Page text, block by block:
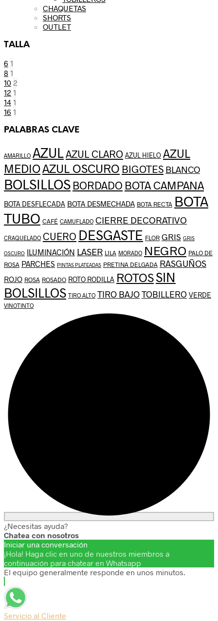
CHAQUETAS
SHORTS
OUTLET
TALLA
6 1
8 1
10 2
12 1
14 1
16 1
PALABRAS CLAVE
AMARILLO AZUL AZUL CLARO AZUL HIELO AZUL
MEDIOAZUL OSCURO BIGOTES BLANCO
BOLSILLOS BORDADO BOTA CAMPANA
BOTA DESFLECADA BOTA DESMECHADA BOTA RECTA BOTA
TUBO CAFÉ CAMUFLADO CIERRE DECORATIVO
CRAQUELADO CUERO DESGASTE FLOR GRIS GRIS
OSCURO ILUMINACIÓN LASER LILA MORADO NEGRO PALO DE
ROSA PARCHES PINTAS PLATEADAS PRETINA DELGADA RASGUÑOS
ROJO ROSA ROSADO ROTO RODILLA ROTOSSIN
BOLSILLOS TIRO ALTO TIRO BAJOTOBILLERO VERDE
VINOTINTO
¿Necesitas ayuda?
Chatea con nosotros
Iniciar una conversación
¡Hola! Haga clic en uno de nuestros miembros a
continuación para chatear en Whatsapp
El equipo generalmente responde en unos minutos.
Servicio al Cliente